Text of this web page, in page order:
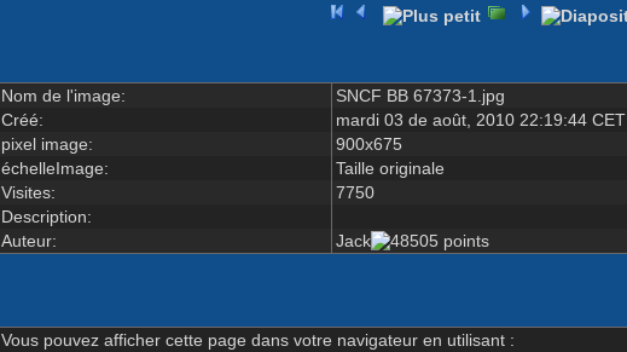
Nom de l'image:
SNCF BB 67373-1.jpg
Créé:
mardi 03 de août, 2010 22:19:44 CET
pixel image:
900x675
échelleImage:
Taille originale
Visites:
7750
Description:
Auteur:
Jack
Vous pouvez afficher cette page dans votre navigateur en utilisant :